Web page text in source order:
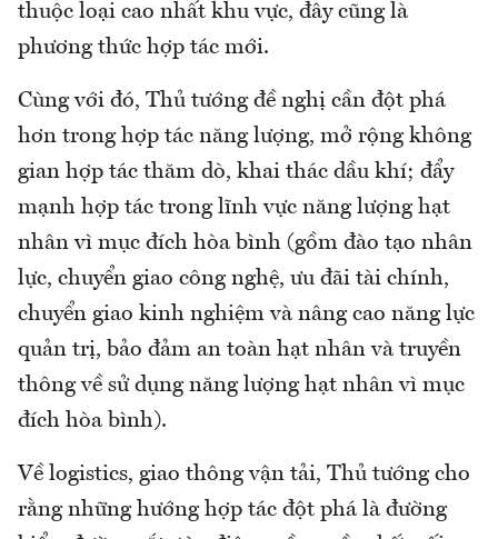
thuộc loại cao nhất khu vực, đây cũng là
phương thức hợp tác mới.
Cùng với đó, Thủ tướng đề nghị cần đột phá
hơn trong hợp tác năng lượng, mở rộng không
gian hợp tác thăm dò, khai thác dầu khí; đẩy
mạnh hợp tác trong lĩnh vực năng lượng hạt
nhân vì mục đích hòa bình (gồm đào tạo nhân
lực, chuyển giao công nghệ, ưu đãi tài chính,
chuyển giao kinh nghiệm và nâng cao năng lực
quản trị, bảo đảm an toàn hạt nhân và truyền
thông về sử dụng năng lượng hạt nhân vì mục
đích hòa bình).
Về logistics, giao thông vận tải, Thủ tướng cho
rằng những hướng hợp tác đột phá là đường